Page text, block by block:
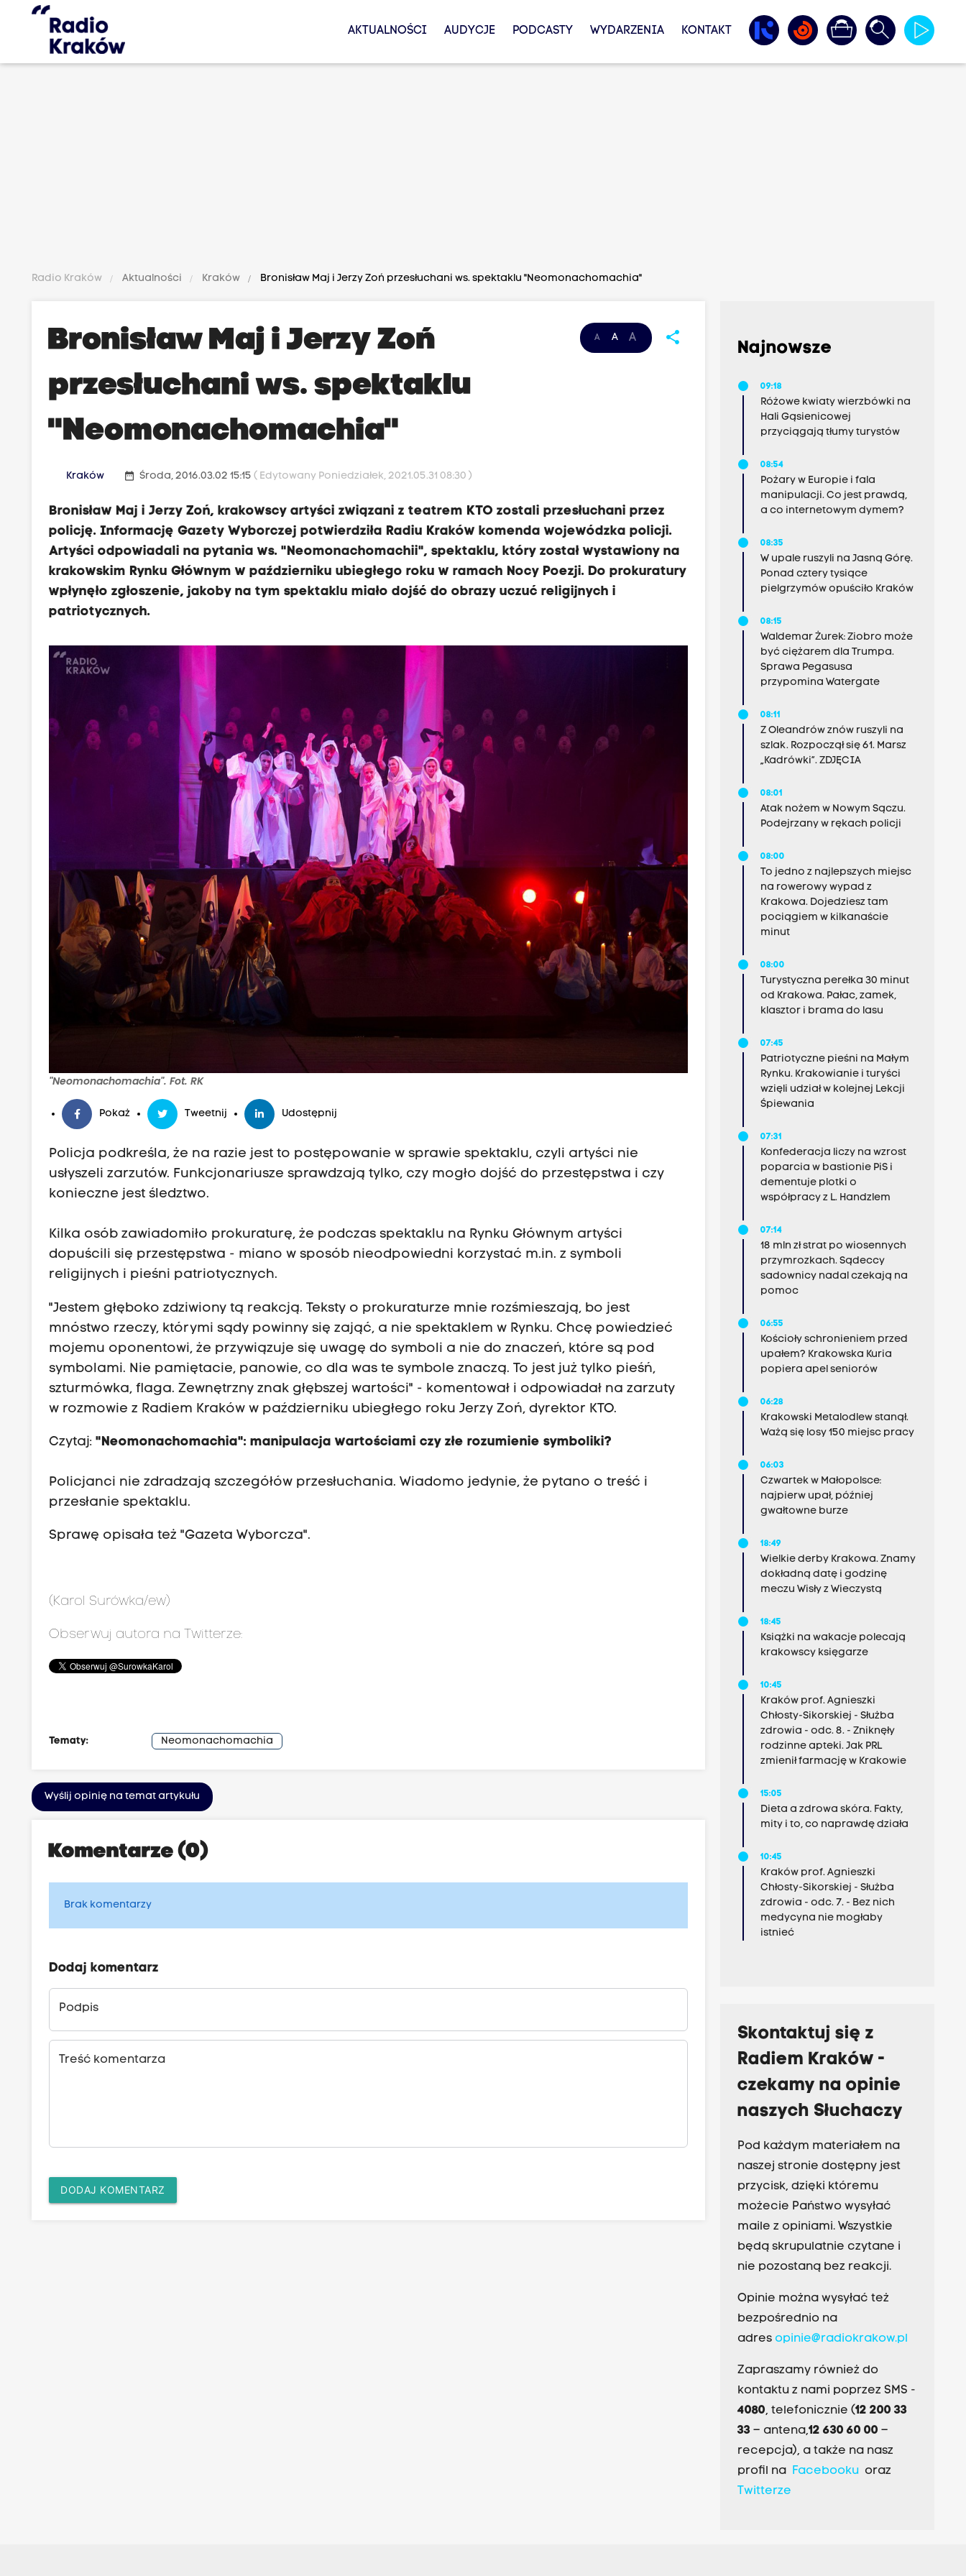
AKTUALNOŚCI AUDYCJE PODCASTY WYDARZENIA KONTAKT
Radio Kraków Aktualności Kraków Bronisław Maj i Jerzy Zoń przesłuchani ws. spektaklu "Neomonachomachia"
A A A share
Bronisław Maj i Jerzy Zoń
przesłuchani ws. spektaklu
"Neomonachomachia"
Kraków date_range Środa, 2016.03.02 15:15( Edytowany Poniedziałek, 2021.05.31 08:30 )
Bronisław Maj i Jerzy Zoń, krakowscy artyści związani z teatrem KTO zostali przesłuchani przez
policję. Informację Gazety Wyborczej potwierdziła Radiu Kraków komenda wojewódzka policji.
Artyści odpowiadali na pytania ws. "Neomonachomachii", spektaklu, który został wystawiony na
krakowskim Rynku Głównym w październiku ubiegłego roku w ramach Nocy Poezji. Do prokuratury
wpłynęło zgłoszenie, jakoby na tym spektaklu miało dojść do obrazy uczuć religijnych i
patriotycznych.
"Neomonachomachia". Fot. RK
Pokaż Tweetnij Udostępnij
Policja podkreśla, że na razie jest to postępowanie w sprawie spektaklu, czyli artyści nie
usłyszeli zarzutów. Funkcjonariusze sprawdzają tylko, czy mogło dojść do przestępstwa i czy
konieczne jest śledztwo.
Kilka osób zawiadomiło prokuraturę, że podczas spektaklu na Rynku Głównym artyści
dopuścili się przestępstwa - miano w sposób nieodpowiedni korzystać m.in. z symboli
religijnych i pieśni patriotycznych.
"Jestem głęboko zdziwiony tą reakcją. Teksty o prokuraturze mnie rozśmieszają, bo jest
mnóstwo rzeczy, którymi sądy powinny się zająć, a nie spektaklem w Rynku. Chcę powiedzieć
mojemu oponentowi, że przywiązuje się uwagę do symboli a nie do znaczeń, które są pod
symbolami. Nie pamiętacie, panowie, co dla was te symbole znaczą. To jest już tylko pieśń,
szturmówka, flaga. Zewnętrzny znak głębszej wartości" - komentował i odpowiadał na zarzuty
w rozmowie z Radiem Kraków w październiku ubiegłego roku Jerzy Zoń, dyrektor KTO.
Czytaj:"Neomonachomachia": manipulacja wartościami czy złe rozumienie symboliki?
Policjanci nie zdradzająszczegółów przesłuchania. Wiadomo jedynie, że pytano o treść i
przesłanie spektaklu.
Sprawę opisała też "Gazeta Wyborcza".
(Karol Surówka/ew)
Obserwuj autora na Twitterze:
Tematy: Neomonachomachia
Wyślij opinię na temat artykułu
Komentarze (0)
Brak komentarzy
Dodaj komentarz
Podpis
Treść komentarza
DODAJ KOMENTARZ
Najnowsze
09:18
Różowe kwiaty wierzbówki na
Hali Gąsienicowej
przyciągają tłumy turystów
08:54
Pożary w Europie i fala
manipulacji. Co jest prawdą,
a co internetowym dymem?
08:35
W upale ruszyli na Jasną Górę.
Ponad cztery tysiące
pielgrzymów opuściło Kraków
08:15
Waldemar Żurek: Ziobro może
być ciężarem dla Trumpa.
Sprawa Pegasusa
przypomina Watergate
08:11
Z Oleandrów znów ruszyli na
szlak. Rozpoczął się 61. Marsz
„Kadrówki”. ZDJĘCIA
08:01
Atak nożem w Nowym Sączu.
Podejrzany w rękach policji
08:00
To jedno z najlepszych miejsc
na rowerowy wypad z
Krakowa. Dojedziesz tam
pociągiem w kilkanaście
minut
08:00
Turystyczna perełka 30 minut
od Krakowa. Pałac, zamek,
klasztor i brama do lasu
07:45
Patriotyczne pieśni na Małym
Rynku. Krakowianie i turyści
wzięli udział w kolejnej Lekcji
Śpiewania
07:31
Konfederacja liczy na wzrost
poparcia w bastionie PiS i
dementuje plotki o
współpracy z L. Handzlem
07:14
18 mln zł strat po wiosennych
przymrozkach. Sądeccy
sadownicy nadal czekają na
pomoc
06:55
Kościoły schronieniem przed
upałem? Krakowska Kuria
popiera apel seniorów
06:28
Krakowski Metalodlew stanął.
Ważą się losy 150 miejsc pracy
06:03
Czwartek w Małopolsce:
najpierw upał, później
gwałtowne burze
18:49
Wielkie derby Krakowa. Znamy
dokładną datę i godzinę
meczu Wisły z Wieczystą
18:45
Książki na wakacje polecają
krakowscy księgarze
10:45
Kraków prof. Agnieszki
Chłosty-Sikorskiej - Służba
zdrowia - odc. 8. - Zniknęły
rodzinne apteki. Jak PRL
zmienił farmację w Krakowie
15:05
Dieta a zdrowa skóra. Fakty,
mity i to, co naprawdę działa
10:45
Kraków prof. Agnieszki
Chłosty-Sikorskiej - Służba
zdrowia - odc. 7. - Bez nich
medycyna nie mogłaby
istnieć
Skontaktuj się z
Radiem Kraków -
czekamy na opinie
naszych Słuchaczy
Pod każdym materiałem na
naszej stronie dostępny jest
przycisk, dzięki któremu
możecie Państwo wysyłać
maile z opiniami. Wszystkie
będą skrupulatnie czytane i
nie pozostaną bez reakcji.
Opinie można wysyłać też
bezpośrednio na
adres opinie@radiokrakow.pl
Zapraszamy również do
kontaktu z nami poprzez SMS -
4080, telefonicznie (12 200 33
33– antena,12 630 60 00 –
recepcja), a także na nasz
profil na Facebookuoraz
Twitterze